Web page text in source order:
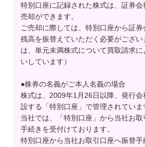
特別口座に記録された株式は、証券
売却ができます。
ご売却に際しては、特別口座から証
残高を振替えていただく必要がござ
は、単元未満株式について買取請求
いしています）
●株券の名義がご本人名義の場合
株式は、2009年1月26日以降、発行会
設する「特別口座」で管理されていま
当社では、「特別口座」から当社お
手続きを受付けております。
特別口座から当社お取引口座へ振替手